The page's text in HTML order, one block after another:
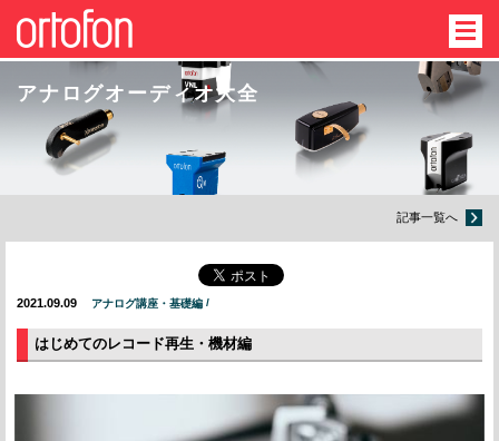
アナログオーディオ大全
記事一覧へ
2021.09.09 アナログ講座・基礎編
はじめてのレコード再生・機材編